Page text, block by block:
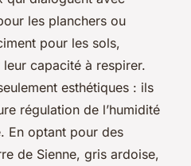
les planchers ou
pour les sols,
capacité à respirer.
esthétiques : ils
régulation de l’humidité
En optant pour des
de Sienne, gris ardoise,